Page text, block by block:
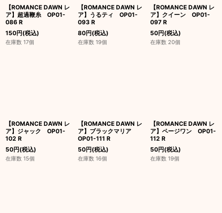
【ROMANCE DAWN レ
ア】超過鞭糸 OP01-
086 R
150円(税込)
在庫数 17個
【ROMANCE DAWN レ
ア】うるティ OP01-
093 R
80円(税込)
在庫数 19個
【ROMANCE DAWN レ
ア】クイーン OP01-
097 R
50円(税込)
在庫数 20個
【ROMANCE DAWN レ
ア】ジャック OP01-
102 R
50円(税込)
在庫数 15個
【ROMANCE DAWN レ
ア】ブラックマリア
OP01-111 R
50円(税込)
在庫数 16個
【ROMANCE DAWN レ
ア】ページワン OP01-
112 R
50円(税込)
在庫数 19個